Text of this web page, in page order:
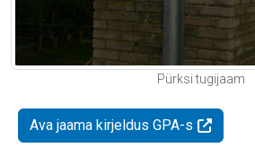
Pürksi tugijaam
Ava jaama kirjeldus GPA-s